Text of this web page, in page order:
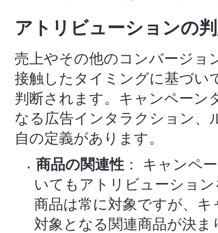
アトリビューションの
売上やその他のコンバージョ
接触したタイミングに基づい
判断されます。キャンペーン
なる広告インタラクション、
自の定義があります。
商品の関連性 ： キャンペ
いてもアトリビューショ
商品は常に対象ですが、
対象となる関連商品が決ま